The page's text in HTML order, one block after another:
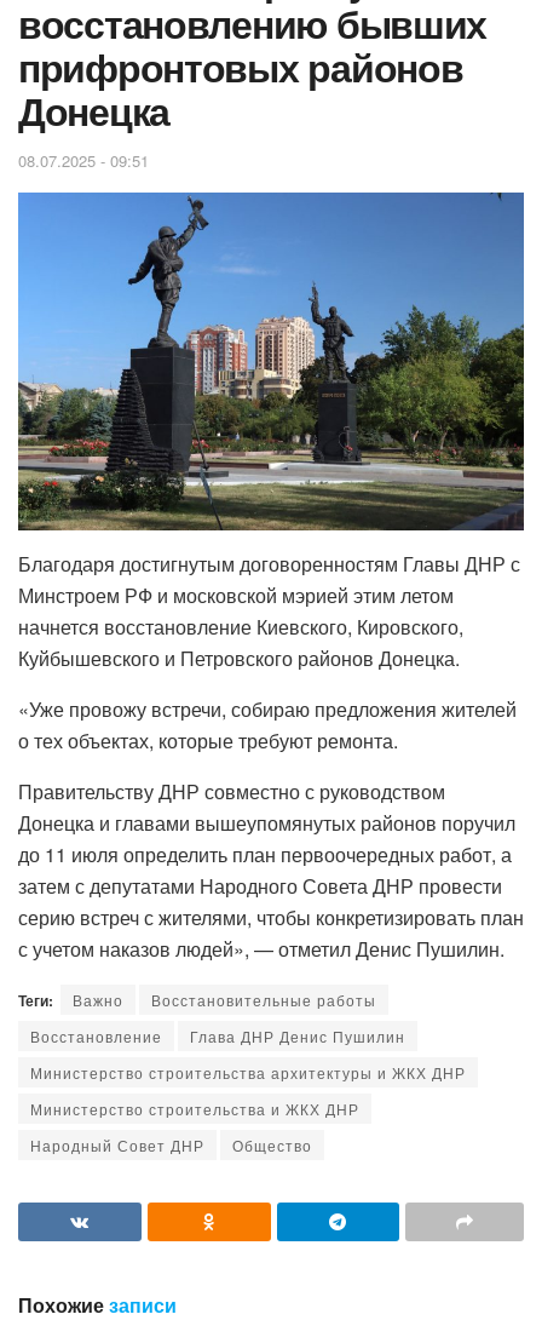
восстановлению бывших
прифронтовых районов
Донецка
08.07.2025 - 09:51
Благодаря достигнутым договоренностям Главы ДНР с
Минстроем РФ и московской мэрией этим летом
начнется восстановление Киевского, Кировского,
Куйбышевского и Петровского районов Донецка.
«Уже провожу встречи, собираю предложения жителей
о тех объектах, которые требуют ремонта.
Правительству ДНР совместно с руководством
Донецка и главами вышеупомянутых районов поручил
до 11 июля определить план первоочередных работ, а
затем с депутатами Народного Совета ДНР провести
серию встреч с жителями, чтобы конкретизировать план
с учетом наказов людей», — отметил Денис Пушилин.
Теги: Важно
Восстановительные работы
Восстановление
Глава ДНР Денис Пушилин
Министерство строительства архитектуры и ЖКХ ДНР
Министерство строительства и ЖКХ ДНР
Народный Совет ДНР
Общество
Похожиезаписи